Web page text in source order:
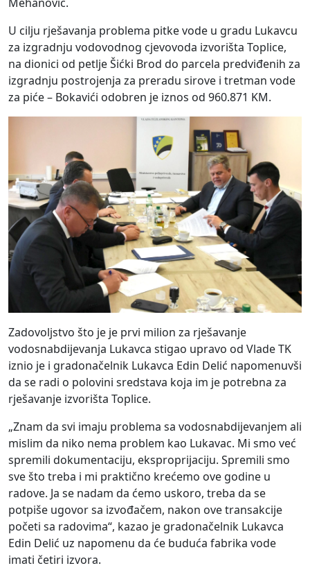
U cilju rješavanja problema pitke vode u gradu Lukavcu
za izgradnju vodovodnog cjevovoda izvorišta Toplice,
na dionici od petlje Šićki Brod do parcela predviđenih za
izgradnju postrojenja za preradu sirove i tretman vode
za piće – Bokavići odobren je iznos od 960.871 KM.
Zadovoljstvo što je je prvi milion za rješavanje
vodosnabdijevanja Lukavca stigao upravo od Vlade TK
iznio je i gradonačelnik Lukavca Edin Delić napomenuvši
da se radi o polovini sredstava koja im je potrebna za
rješavanje izvorišta Toplice.
„Znam da svi imaju problema sa vodosnabdijevanjem ali
mislim da niko nema problem kao Lukavac. Mi smo već
spremili dokumentaciju, eksproprijaciju. Spremili smo
sve što treba i mi praktično krećemo ove godine u
radove. Ja se nadam da ćemo uskoro, treba da se
potpiše ugovor sa izvođačem, nakon ove transakcije
početi sa radovima“, kazao je gradonačelnik Lukavca
Edin Delić uz napomenu da će buduća fabrika vode
imati četiri izvora.